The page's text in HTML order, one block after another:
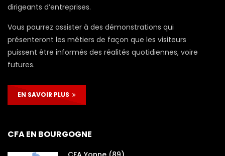
dirigeants d’entreprises.
Vous pourrez assister à des démonstrations qui
présenteront les métiers de façon que les visiteurs
puissent être informés des réalités quotidiennes, voire
futures.
EN SAVOIR PLUS
CFA EN BOURGOGNE